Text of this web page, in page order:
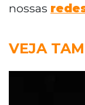
nossas
VEJA